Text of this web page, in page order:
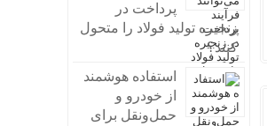
پرداخت در
زنجیره تولید فولاد را متحول
کنند؟
استفاده هوشمند
از خودرو و
حمل‌ونقل برای